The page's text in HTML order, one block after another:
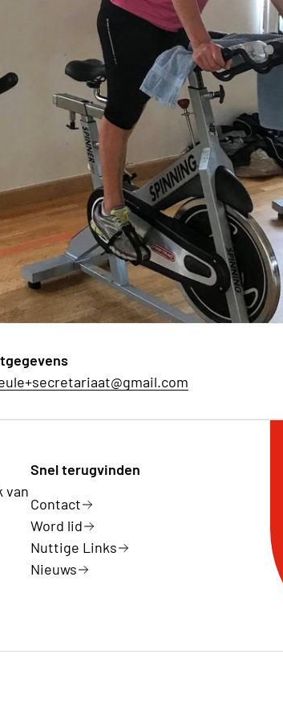
van
Snel terugvinden
Contact
Word lid
Nuttige Links
Nieuws